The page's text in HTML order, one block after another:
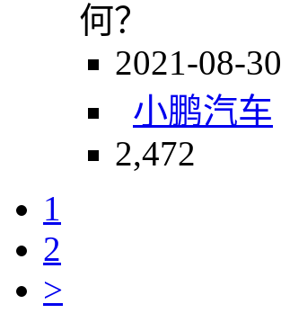
何？
2021-08-30
小鹏汽车
2,472
1
2
>